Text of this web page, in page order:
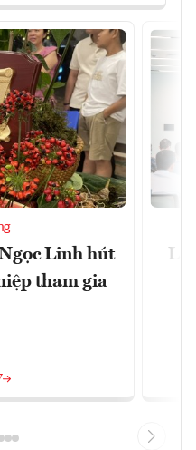
Linh hút
tham gia